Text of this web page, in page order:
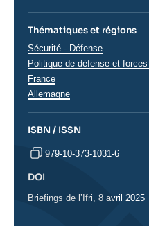
Thématiques et régions
Thématiques
analyses
Sécurité - Défense
Politique de défense et
Régions
France
Allemagne
ISBN / ISSN
979-10-373-1031-6
DOI
DOI
Briefings de l’Ifri, 8 avril 2025